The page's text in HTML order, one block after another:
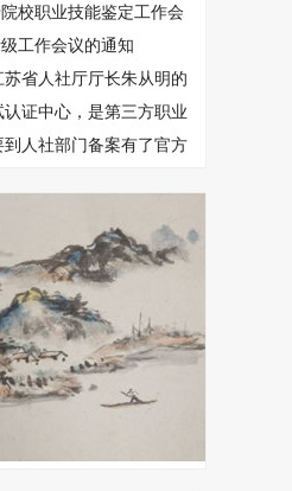
真相
校职业技能鉴定工作会
工作会议的通知
省人社厅厅长朱从明的
证中心，是第三方职业
人社部门备案有了官方